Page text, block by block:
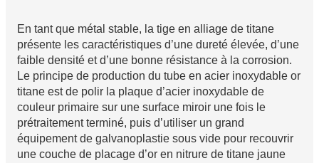
En tant que métal stable, la tige en alliage de titane
présente les caractéristiques d’une dureté élevée, d’une
faible densité et d’une bonne résistance à la corrosion.
Le principe de production du tube en acier inoxydable or
titane est de polir la plaque d’acier inoxydable de
couleur primaire sur une surface miroir une fois le
prétraitement terminé, puis d’utiliser un grand
équipement de galvanoplastie sous vide pour recouvrir
une couche de placage d’or en nitrure de titane jaune